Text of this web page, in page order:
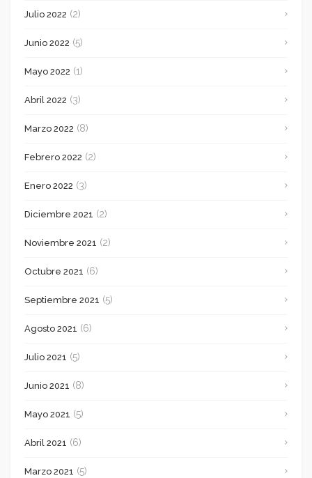
Julio 2022 (2)
Junio 2022 (5)
Mayo 2022 (1)
Abril 2022 (3)
Marzo 2022 (8)
Febrero 2022 (2)
Enero 2022 (3)
Diciembre 2021 (2)
Noviembre 2021 (2)
Octubre 2021 (6)
Septiembre 2021 (5)
Agosto 2021 (6)
Julio 2021 (5)
Junio 2021 (8)
Mayo 2021 (5)
Abril 2021 (6)
Marzo 2021 (5)